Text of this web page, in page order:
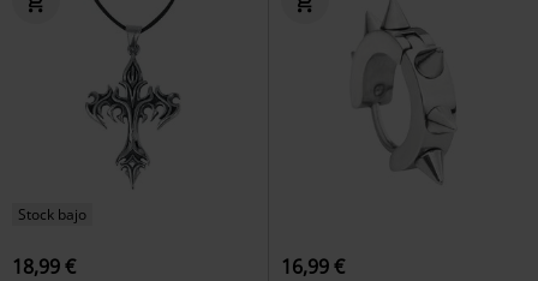
Stock bajo
18,99 € 16,99 €